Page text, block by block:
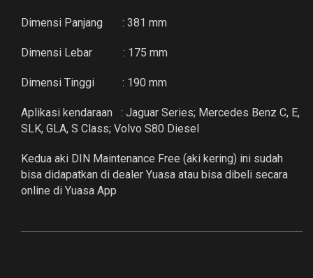
Dimensi Panjang : 381 mm
Dimensi Lebar : 175 mm
Dimensi Tinggi : 190 mm
Aplikasi kendaraan : Jaguar Series; Mercedes Benz C, E,
SLK, GLA, S Class; Volvo S80 Diesel
Kedua aki DIN Maintenance Free (aki kering) ini sudah
bisa didapatkan di dealer Yuasa atau bisa dibeli secara
online di Yuasa App